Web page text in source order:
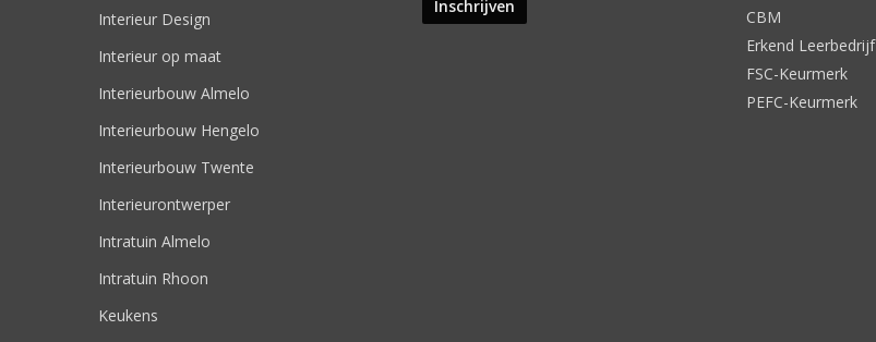
Interieur Design
Interieur op maat
Interieurbouw Almelo
Interieurbouw Hengelo
Interieurbouw Twente
Interieurontwerper
Intratuin Almelo
Intratuin Rhoon
Keukens
CBM
Erkend Leerbedrijf
FSC-Keurmerk
PEFC-Keurmerk